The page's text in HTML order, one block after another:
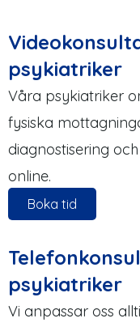
psykiatriker
Våra psykiatriker
fysiska
diagnostisering
online.
Boka tid
psykiatriker
Vi anpassar oss